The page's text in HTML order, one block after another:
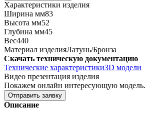
Характеристики изделия
Ширина мм83
Высота мм52
Глубина мм45
Вес440
Материал изделияЛатунь/Бронза
Скачать техническую документацию
Технические характеристики3D модели
Видео презентация изделия
Покажем онлайн интересующую модель.
Отправить заявку
Описание